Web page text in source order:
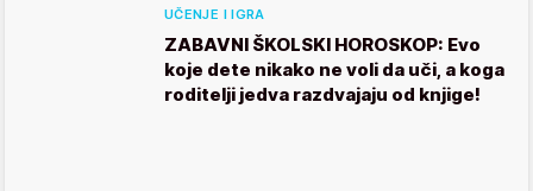
UČENJE I IGRA
ZABAVNI ŠKOLSKI HOROSKOP: Evo
koje dete nikako ne voli da uči, a koga
roditelji jedva razdvajaju od knjige!